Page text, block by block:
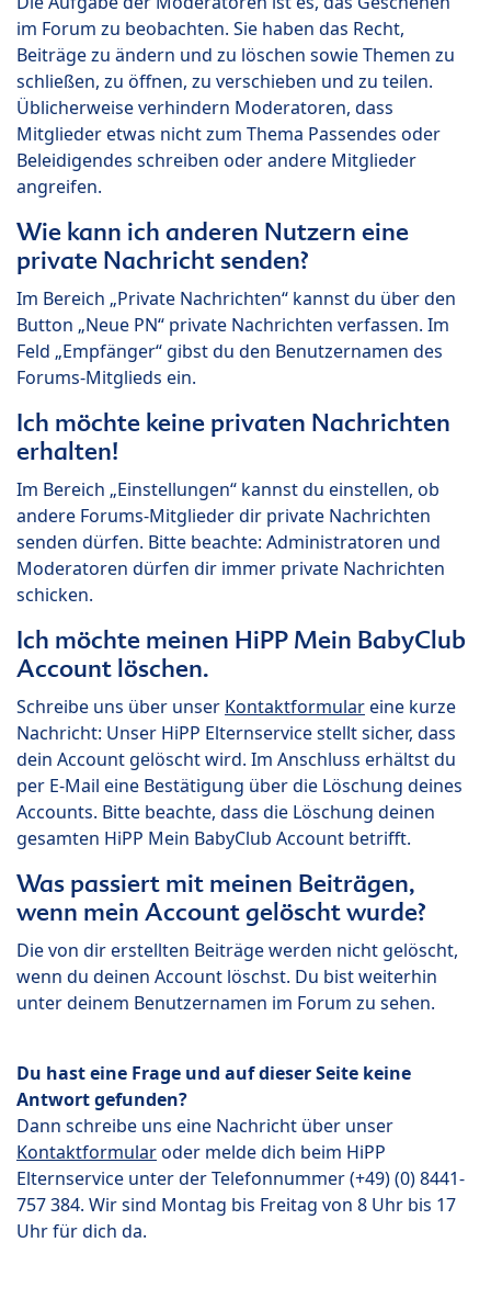
im Forum zu beobachten. Sie haben das Recht,
Beiträge zu ändern und zu löschen sowie Themen zu
schließen, zu öffnen, zu verschieben und zu teilen.
Üblicherweise verhindern Moderatoren, dass
Mitglieder etwas nicht zum Thema Passendes oder
Beleidigendes schreiben oder andere Mitglieder
angreifen.
Wie kann ich anderen Nutzern eine
private Nachricht senden?
Im Bereich „Private Nachrichten“ kannst du über den
Button „Neue PN“ private Nachrichten verfassen. Im
Feld „Empfänger“ gibst du den Benutzernamen des
Forums-Mitglieds ein.
Ich möchte keine privaten Nachrichten
erhalten!
Im Bereich „Einstellungen“ kannst du einstellen, ob
andere Forums-Mitglieder dir private Nachrichten
senden dürfen. Bitte beachte: Administratoren und
Moderatoren dürfen dir immer private Nachrichten
schicken.
Ich möchte meinen HiPP Mein BabyClub
Account löschen.
Schreibe uns über unser Kontaktformulareine kurze
Nachricht: Unser HiPP Elternservice stellt sicher, dass
dein Account gelöscht wird. Im Anschluss erhältst du
per E-Mail eine Bestätigung über die Löschung deines
Accounts. Bitte beachte, dass die Löschung deinen
gesamten HiPP Mein BabyClub Account betrifft.
Was passiert mit meinen Beiträgen,
wenn mein Account gelöscht wurde?
Die von dir erstellten Beiträge werden nicht gelöscht,
wenn du deinen Account löschst. Du bist weiterhin
unter deinem Benutzernamen im Forum zu sehen.
Du hast eine Frage und auf dieser Seite keine
Antwort gefunden?
Dann schreibe uns eine Nachricht über unser
Kontaktformularoder melde dich beim HiPP
Elternservice unter der Telefonnummer (+49) (0) 8441-
757 384. Wir sind Montag bis Freitag von 8 Uhr bis 17
Uhr für dich da.